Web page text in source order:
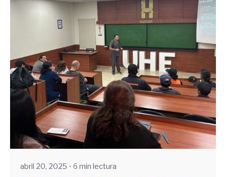
Enviado por
UHE
abril 20, 2025 6 min lectura